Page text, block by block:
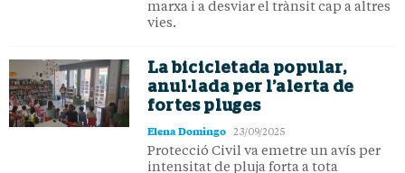
marxa i a desviar el trànsit cap a altres
vies.
La bicicletada popular,
anul·lada per l’alerta de
fortes pluges
Elena Domingo 23/09/2025
Protecció Civil va emetre un avís per
intensitat de pluja forta a tota